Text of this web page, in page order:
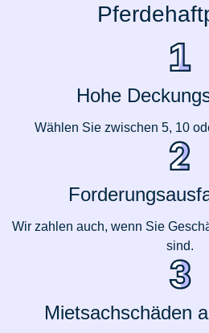
Hohe
Wählen Sie zwischen 5, 10
Wir zahlen auch, wenn Sie
sind.
Mietsachschäden